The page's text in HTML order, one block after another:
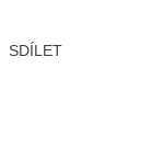
SDÍLET